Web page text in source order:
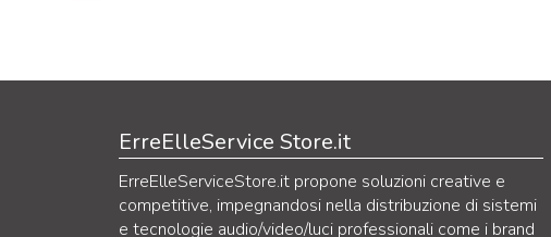
ErreElleService Store.it
ErreElleServiceStore.it propone soluzioni creative e
competitive, impegnandosi nella distribuzione di sistemi
e tecnologie audio/video/luci professionali come i brand